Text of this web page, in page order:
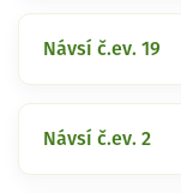
Návsí č.ev. 19
Návsí č.ev. 2